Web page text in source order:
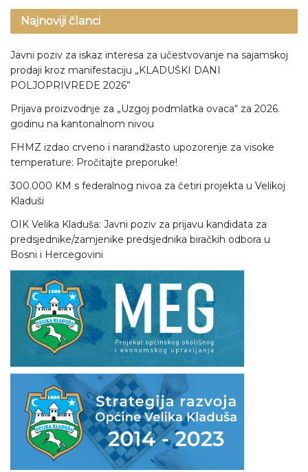
Najnoviji članci
Javni poziv za iskaz interesa za učestvovanje na sajamskoj
prodaji kroz manifestaciju „KLADUŠKI DANI
POLJOPRIVREDE 2026”
Prijava proizvodnje za „Uzgoj podmlatka ovaca“ za 2026.
godinu na kantonalnom nivou
FHMZ izdao crveno i narandžasto upozorenje za visoke
temperature: Pročitajte preporuke!
300.000 KM s federalnog nivoa za četiri projekta u Velikoj
Kladuši
OIK Velika Kladuša: Javni poziv za prijavu kandidata za
predsjednike/zamjenike predsjednika biračkih odbora u
Bosni i Hercegovini